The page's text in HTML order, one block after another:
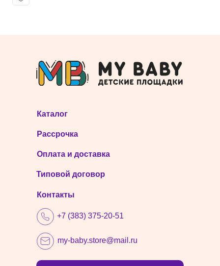
Каталог
Контакты
+7 (383) 375-20-51
my-baby.store@mail.ru
Рассрочка
Оплата и доставка
Типовой договор